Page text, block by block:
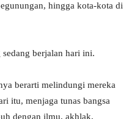
hingga kota-kota di
sedang berjalan hari ini.
berarti melindungi mereka
itu, menjaga tunas bangsa
dengan ilmu, akhlak,